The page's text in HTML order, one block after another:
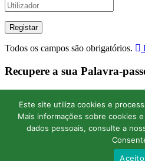
Todos os campos são obrigatórios.
Recupere a sua Palavra-
recuperar a Palavra-passe.
Este site utiliza cookies e
Mais informações sobre cookies
dados pessoais, consulte a
Aceito